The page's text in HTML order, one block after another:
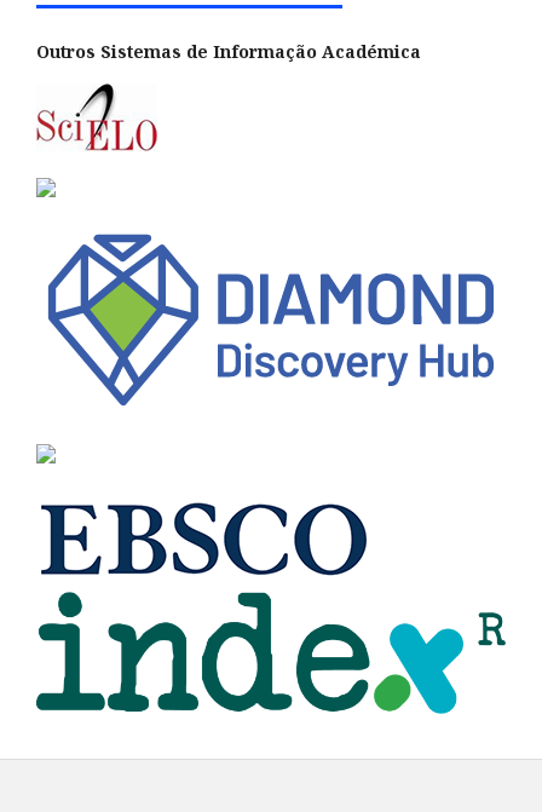
Outros Sistemas de Informação Académica